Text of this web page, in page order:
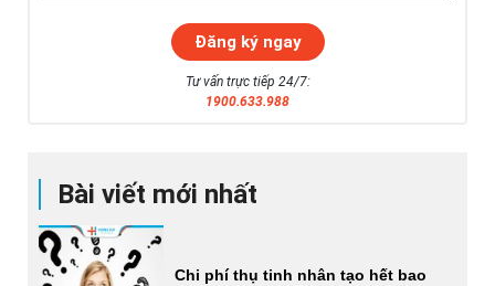
Bài viết mới nhất
Chi phí thụ tinh nhân tạo hết bao
Tư vấn trực tiếp 24/7:
1900.633.988